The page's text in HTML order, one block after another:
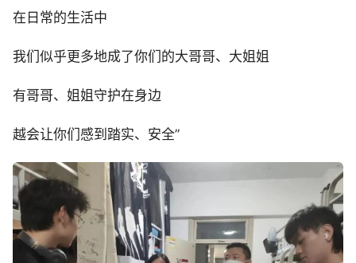
在日常的生活中
我们似乎更多地成了你们的大哥哥、大姐姐
有哥哥、姐姐守护在身边
越会让你们感到踏实、安全”